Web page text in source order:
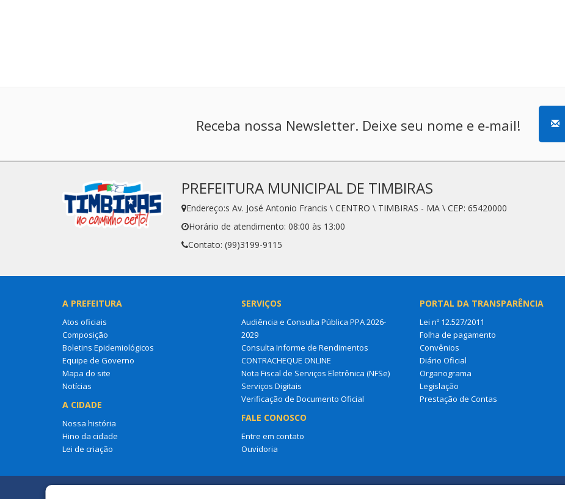
Receba nossa Newsletter. Deixe seu nome e e-mail!
PREFEITURA MUNICIPAL DE TIMBIRAS
Endereço:s Av. José Antonio Francis \ CENTRO \ TIMBIRAS - MA \ CEP: 65420000
Horário de atendimento: 08:00 às 13:00
Contato: (99)3199-9115
A PREFEITURA
Atos oficiais
Composição
Boletins Epidemiológicos
Equipe de Governo
Mapa do site
Notícias
A CIDADE
Nossa história
Hino da cidade
Lei de criação
SERVIÇOS
Audiência e Consulta Pública PPA 2026-
2029
Consulta Informe de Rendimentos
CONTRACHEQUE ONLINE
Nota Fiscal de Serviços Eletrônica (NFSe)
Serviços Digitais
Verificação de Documento Oficial
FALE CONOSCO
Entre em contato
Ouvidoria
PORTAL DA TRANSPARÊNCIA
Lei nº 12.527/2011
Folha de pagamento
Convênios
Diário Oficial
Organograma
Legislação
Prestação de Contas